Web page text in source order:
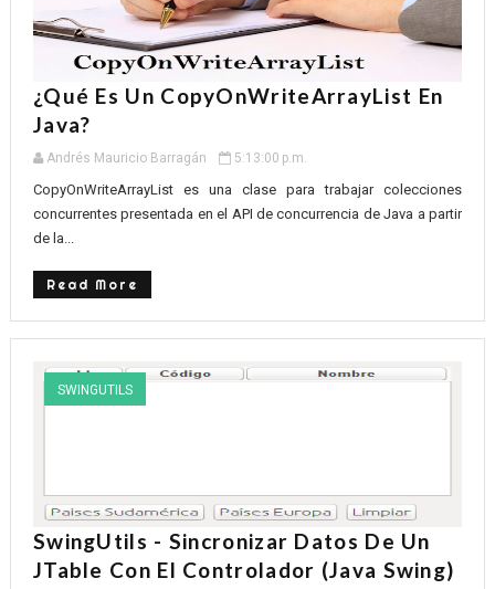
¿Qué Es Un CopyOnWriteArrayList En
Java?
Andrés Mauricio Barragán 5:13:00 p.m.
CopyOnWriteArrayList es una clase para trabajar colecciones
concurrentes presentada en el API de concurrencia de Java a partir
de la...
Read More
SWINGUTILS
SwingUtils - Sincronizar Datos De Un
JTable Con El Controlador (Java Swing)